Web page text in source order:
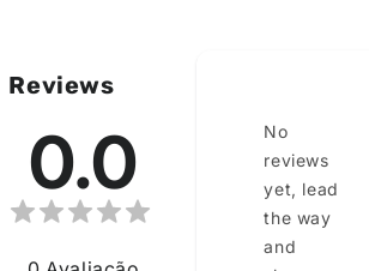
Reviews
0.0
No
reviews
yet, lead
the way
and